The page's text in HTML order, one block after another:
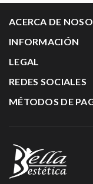
ACERCA DE
INFORMACIÓN
LEGAL
REDES SOCIALES
MÉTODOS DE